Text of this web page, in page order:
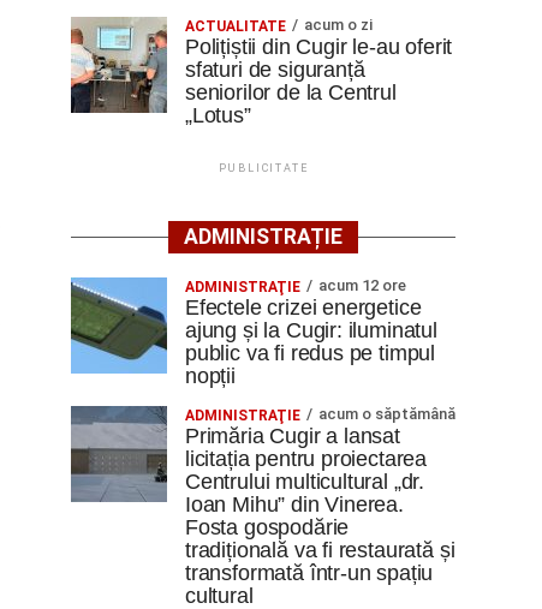
ACTUALITATE acum o zi
Polițiștii din Cugir le-au oferit
sfaturi de siguranță
seniorilor de la Centrul
„Lotus”
PUBLICITATE
ADMINISTRAȚIE
ADMINISTRAŢIE acum 12 ore
Efectele crizei energetice
ajung și la Cugir: iluminatul
public va fi redus pe timpul
nopții
ADMINISTRAŢIE acum o săptămână
Primăria Cugir a lansat
licitația pentru proiectarea
Centrului multicultural „dr.
Ioan Mihu” din Vinerea.
Fosta gospodărie
tradițională va fi restaurată și
transformată într-un spațiu
cultural